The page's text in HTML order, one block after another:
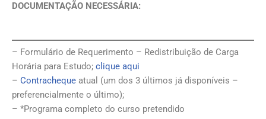
DOCUMENTAÇÃO NECESSÁRIA:
– Formulário de Requerimento – Redistribuição de Carga
Horária para Estudo; clique aqui
– Contracheque atual (um dos 3 últimos já disponíveis –
preferencialmente o último);
– *Programa completo do curso pretendido